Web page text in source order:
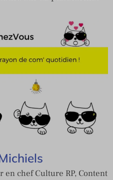
en chef Culture RP, Content